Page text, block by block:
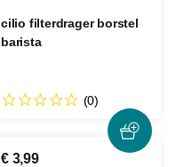
cilio filterdrager borstel
barista
(0)
€ 3,99